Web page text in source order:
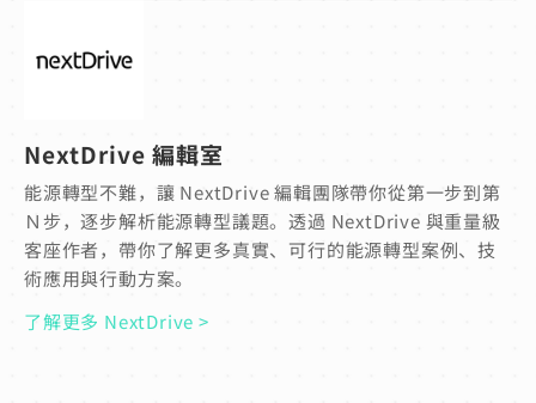
NextDrive 編輯室
能源轉型不難，讓 NextDrive 編輯團隊帶你從第一步到第
Ｎ步，逐步解析能源轉型議題。透過 NextDrive 與重量級
客座作者，帶你了解更多真實、可行的能源轉型案例、技
術應用與行動方案。
了解更多 NextDrive >